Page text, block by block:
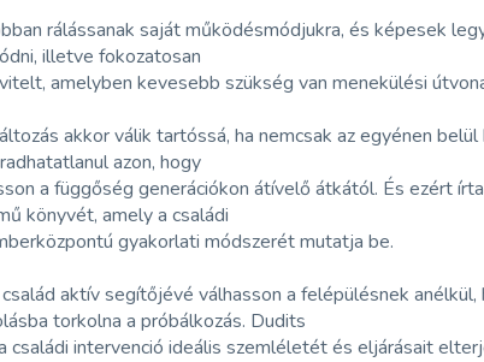
rálássanak saját működésmódjukra, és képesek
illetve fokozatosan
amelyben kevesebb szükség van menekülési
akkor válik tartóssá, ha nemcsak az egyénen
azon, hogy
a függőség generációkon átívelő átkától. És ezért
könyvét, amely a családi
gyakorlati módszerét mutatja be.
aktív segítőjévé válhasson a felépülésnek
torkolna a próbálkozás. Dudits
intervenció ideális szemléletét és eljárásait